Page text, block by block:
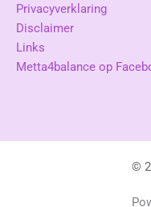
Privacyverklaring
Disclaimer
Links
Metta4balance op
©